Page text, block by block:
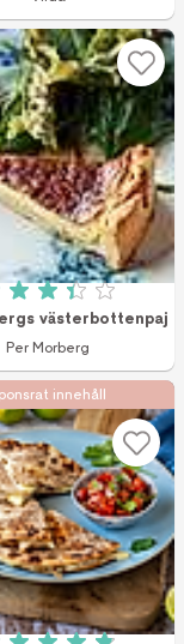
Betyg: 3.4 av 5
västerbottenpaj
Per Morberg
innehåll